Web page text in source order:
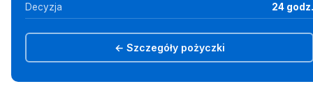
Decyzja 24 godz.
← Szczegóły pożyczki